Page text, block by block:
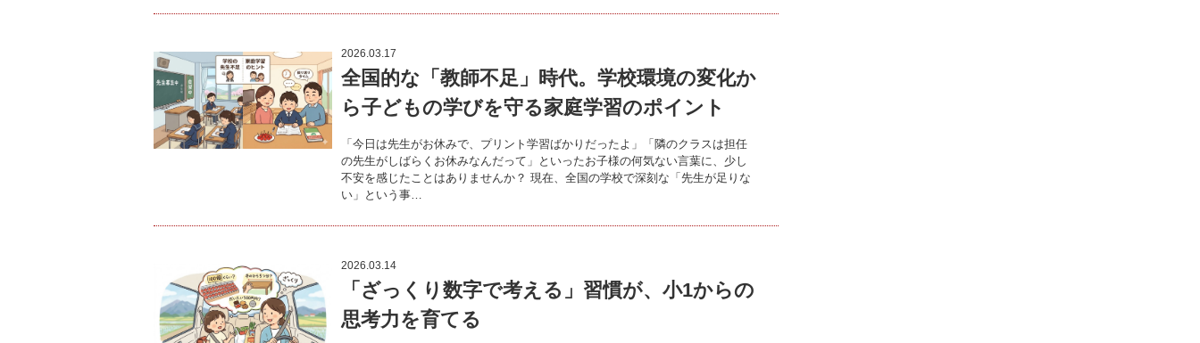
2026.03.17
全国的な「教師不足」時代。学校環境の変化か
ら子どもの学びを守る家庭学習のポイント
「今日は先生がお休みで、プリント学習ばかりだったよ」「隣のクラスは担任
の先生がしばらくお休みなんだって」といったお子様の何気ない言葉に、少し
不安を感じたことはありませんか？ 現在、全国の学校で深刻な「先生が足りな
い」という事…
2026.03.14
「ざっくり数字で考える」習慣が、小1からの
思考力を育てる